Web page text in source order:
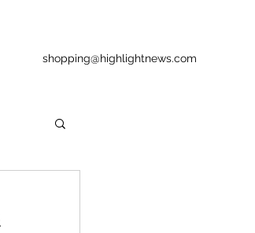
shopping@highlightnews.com